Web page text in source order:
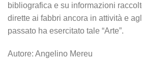
bibliografica e su informazioni
dirette ai fabbri ancora in attività e
passato ha esercitato tale “Arte”.
Autore: Angelino Mereu